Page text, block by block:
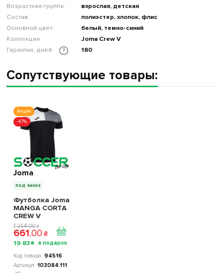
Возрастная группа:
взрослая, детская
Состав:
полиэстер, хлопок, флис
Основной цвет:
белый, темно-синий
Коллекция:
Joma Crew V
Гарантия, дней:
? 180
Сопутствующие товары:
Акция
-47%
Joma
под заказ
Футболка Joma
MANGA CORTA
CREW V
103084.111
цвет: черный/
серый
1 258.00 ₴
661.00 ₴
19.83 ₴
94516
103084.111